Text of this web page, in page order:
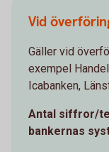
Vid
Gäller vid
exempel
Icabanken,
Antal siffror/
bankernas